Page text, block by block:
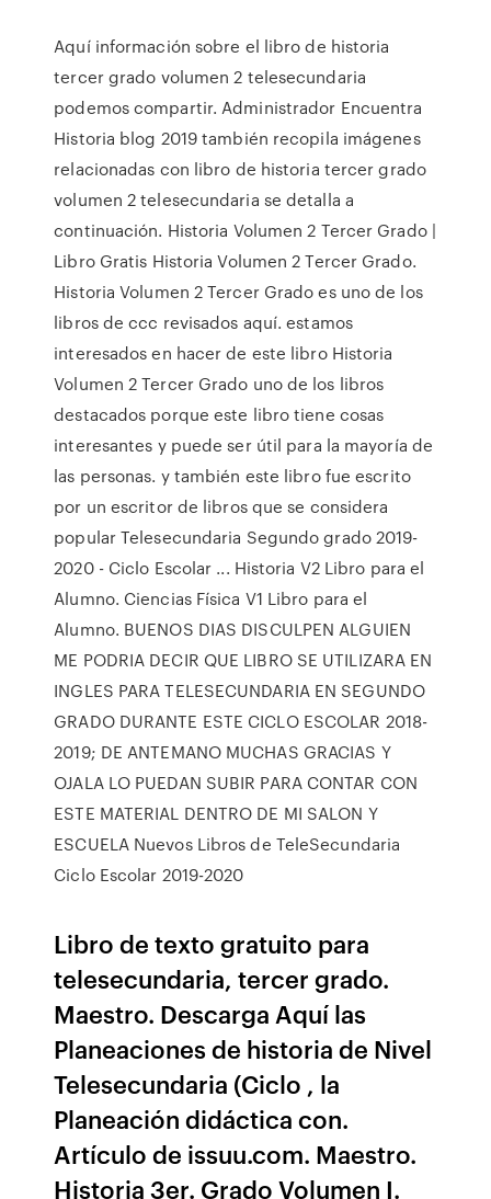
Aquí información sobre el libro de historia
tercer grado volumen 2 telesecundaria
podemos compartir. Administrador Encuentra
Historia blog 2019 también recopila imágenes
relacionadas con libro de historia tercer grado
volumen 2 telesecundaria se detalla a
continuación. Historia Volumen 2 Tercer Grado |
Libro Gratis Historia Volumen 2 Tercer Grado.
Historia Volumen 2 Tercer Grado es uno de los
libros de ccc revisados aquí. estamos
interesados en hacer de este libro Historia
Volumen 2 Tercer Grado uno de los libros
destacados porque este libro tiene cosas
interesantes y puede ser útil para la mayoría de
las personas. y también este libro fue escrito
por un escritor de libros que se considera
popular Telesecundaria Segundo grado 2019-
2020 - Ciclo Escolar ... Historia V2 Libro para el
Alumno. Ciencias Física V1 Libro para el
Alumno. BUENOS DIAS DISCULPEN ALGUIEN
ME PODRIA DECIR QUE LIBRO SE UTILIZARA EN
INGLES PARA TELESECUNDARIA EN SEGUNDO
GRADO DURANTE ESTE CICLO ESCOLAR 2018-
2019; DE ANTEMANO MUCHAS GRACIAS Y
OJALA LO PUEDAN SUBIR PARA CONTAR CON
ESTE MATERIAL DENTRO DE MI SALON Y
ESCUELA Nuevos Libros de TeleSecundaria
Ciclo Escolar 2019-2020
Libro de texto gratuito para
telesecundaria, tercer grado.
Maestro. Descarga Aquí las
Planeaciones de historia de Nivel
Telesecundaria (Ciclo , la
Planeación didáctica con.
Artículo de issuu.com. Maestro.
Historia 3er. Grado Volumen I.